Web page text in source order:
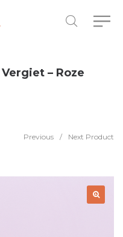
– Roze
Previous / Next Product